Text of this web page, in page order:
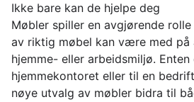
Ikke bare kan de hjelpe deg
Møbler spiller en avgjørende
av riktig møbel kan være med på
hjemme- eller arbeidsmiljø.
hjemmekontoret eller til en
nøye utvalg av møbler bidra til